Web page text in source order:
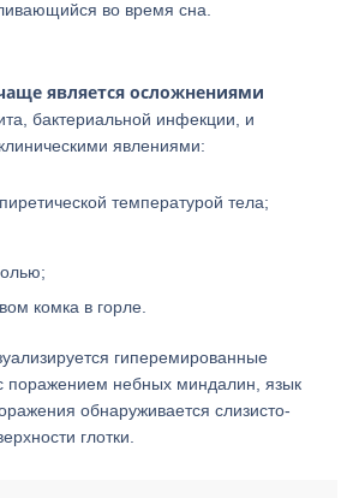
во время сна.
является осложнениями
бактериальной инфекции, и
явлениями:
температурой тела;
комка в горле.
гиперемированные
поражением небных миндалин, язык
обнаруживается слизисто-
глотки.